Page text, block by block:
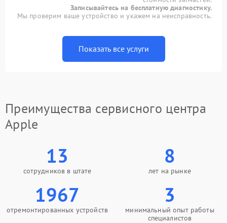
Записывайтесь на бесплатную диагностику.
Мы проверим ваше устройство и укажем на неисправность.
Показать все услуги
Преимущества сервисного центра
Apple
13
сотрудников в штате
8
лет на рынке
1967
отремонтированных устройств
3
минимальный опыт работы
специалистов